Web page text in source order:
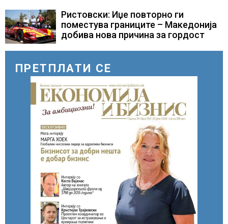
Ристовски: Иџе повторно ги
поместува границите – Македонија
добива нова причина за гордост
ПРЕТПЛАТИ СЕ